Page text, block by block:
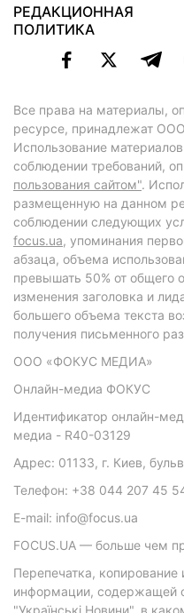
РЕДАКЦИОННАЯ
ПОЛИТИКА
Все права на материалы,
ресурсе, принадлежат
Использование
соблюдении требований,
пользования сайтом".
размещенную на данном
соблюдении следующих
focus.ua, упоминания
абзаца, объема
превышать 50% от общего
изменения заголовка и
большего объема текста
получения письменного
ООО «ФОКУС МЕДИА»
Онлайн-медиа ФОКУС
Идентификатор онлайн-
медиа - R40-03129
Адрес: 01133, г. Киев,
Телефон: +38 044 207 45
E-mail: info@focus.ua
FOCUS.UA — больше чем
Перепечатка, копирование
информации, содержащей
"Українські Новини", в